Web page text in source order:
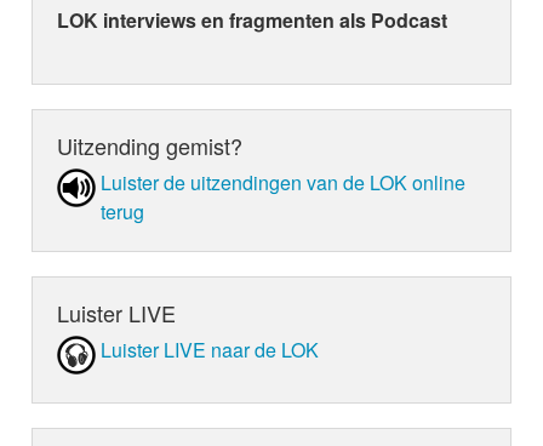
LOK interviews en fragmenten als Podcast
Uitzending gemist?
Luister de uit­zen­din­gen van de LOK online
terug
Luister LIVE
Luister LIVE naar de LOK